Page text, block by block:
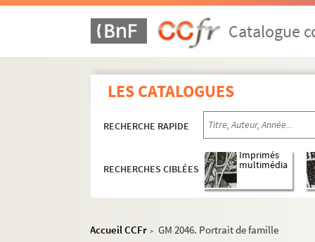
Catalogue
LES CATALOGUES
RECHERCHE RAPIDE
RECHERCHES CIBLÉES
Imprimés
multimédia
Accueil CCFr > GM 2046. Portrait de famille
Plaques de verre, négatifs souples,
Boîte n°3